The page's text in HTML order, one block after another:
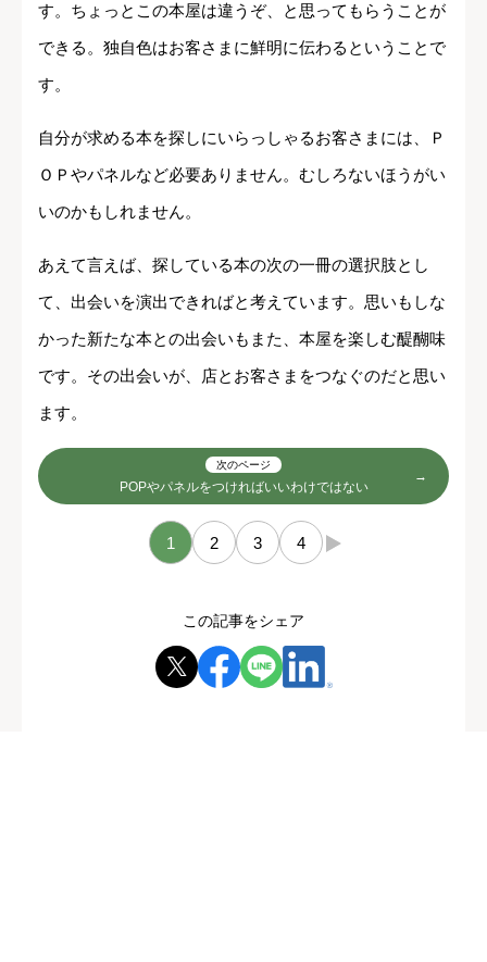
す。ちょっとこの本屋は違うぞ、と思ってもらうことが
できる。独自色はお客さまに鮮明に伝わるということで
す。
自分が求める本を探しにいらっしゃるお客さまには、Ｐ
ＯＰやパネルなど必要ありません。むしろないほうがい
いのかもしれません。
あえて言えば、探している本の次の一冊の選択肢とし
て、出会いを演出できればと考えています。思いもしな
かった新たな本との出会いもまた、本屋を楽しむ醍醐味
です。その出会いが、店とお客さまをつなぐのだと思い
ます。
次のページ
POPやパネルをつければいいわけではない
1 2 3 4 →
この記事をシェア